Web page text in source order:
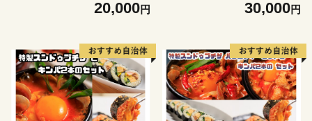
20,000円 30,000円